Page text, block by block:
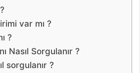
var mı ?
?
Nasıl Sorgulanır ?
sorgulanır ?